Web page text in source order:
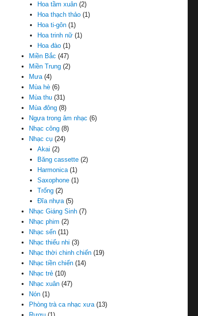
Hoa tầm xuân(2)
Hoa thạch thảo(1)
Hoa ti-gôn(1)
Hoa trinh nữ(1)
Hoa đào(1)
Miền Bắc (47)
Miền Trung (2)
Mưa(4)
Mùa hè (6)
Mùa thu (31)
Mùa đông (8)
Ngựa trong âm nhạc (6)
Nhạc công (8)
Nhạc cụ (24)
Akai (2)
Băng cassette(2)
Harmonica(1)
Saxophone(1)
Trống(2)
Đĩa nhựa(5)
Nhạc Giáng Sinh (7)
Nhạc phim (2)
Nhạc sến (11)
Nhạc thiếu nhi (3)
Nhạc thời chinh chiến (19)
Nhạc tiền chiến (14)
Nhạc trẻ (10)
Nhạc xuân (47)
Nón (1)
Phòng trà ca nhạc xưa(13)